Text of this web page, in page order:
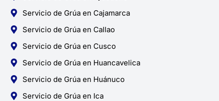
Servicio de Grúa en Cajamarca
Servicio de Grúa en Callao
Servicio de Grúa en Cusco
Servicio de Grúa en Huancavelica
Servicio de Grúa en Huánuco
Servicio de Grúa en Ica